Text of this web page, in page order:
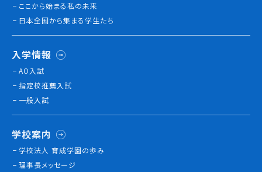
ここから始まる私の未来
日本全国から集まる学生たち
入学情報
AO入試
指定校推薦入試
一般入試
学校案内
学校法人 育成学園の歩み
理事長メッセージ